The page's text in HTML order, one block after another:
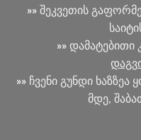
»»შეკვეთის
»» დამატებითი
»» ჩვენი გუნდი
მდე,